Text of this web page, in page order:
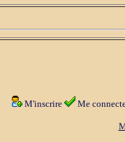
M'inscrire Me